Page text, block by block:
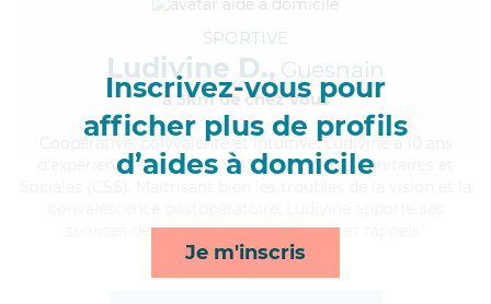
Inscrivez-vous pour
afficher plus de profils
d’aides à domicile
Je m'inscris
SPORTIVE
Ludivine D., Guesnain
à 5km de chez Vous
, polyvalente et intuitive, Ludivine a 10 ans
d'expérience et possède un BEP Carrières Sanitaires et
services de ménage, activités, repas et rappels*